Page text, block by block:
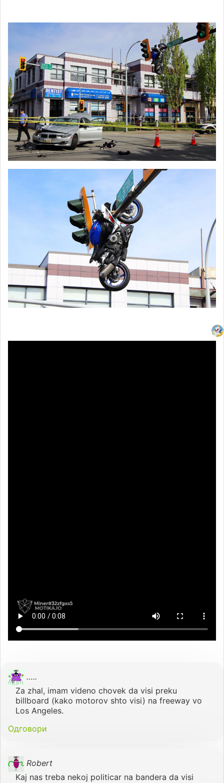
…..
Za zhal, imam videno chovek da visi preku
billboard (kako motorov shto visi) na freeway vo
Los Angeles.
Одговори
Robert
Kaj nas treba nekoj politicar na bandera da visi